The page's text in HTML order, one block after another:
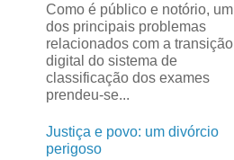
Como é público e notório, um
dos principais problemas
relacionados com a transição
digital do sistema de
classificação dos exames
prendeu-se...
Justiça e povo: um divórcio
perigoso